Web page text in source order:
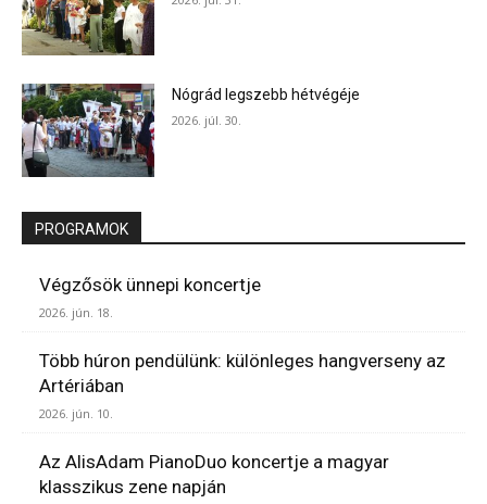
Nógrád legszebb hétvégéje
2026. júl. 30.
PROGRAMOK
Végzősök ünnepi koncertje
2026. jún. 18.
Több húron pendülünk: különleges hangverseny az
Artériában
2026. jún. 10.
Az AlisAdam PianoDuo koncertje a magyar
klasszikus zene napján